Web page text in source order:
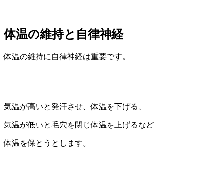
体温の維持と自律神経
体温の維持に自律神経は重要です。
気温が高いと発汗させ、体温を下げる、
気温が低いと毛穴を閉じ体温を上げるなど
体温を保とうとします。